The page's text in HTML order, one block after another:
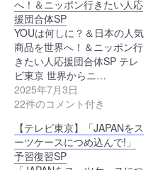
へ！＆ニッポン行きたい人応
援団合体SP
YOUは何しに？＆日本の人気
商品を世界へ！＆ニッポン行
きたい人応援団合体SP テレ
ビ東京 世界からニ…
2025年7月3日
22件のコメント付き
【テレビ東京】「JAPANをス
ーツケースにつめ込んで!」
予習復習SP